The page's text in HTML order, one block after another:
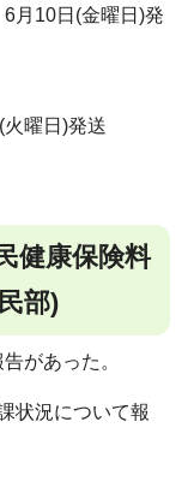
月10日(金曜日)発
火曜日)発送
健康保険料
部)
があった。
状況について報